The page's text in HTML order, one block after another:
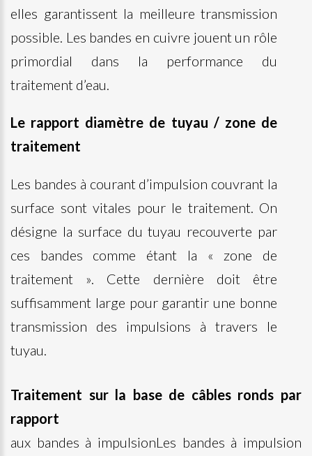
elles garantissent la meilleure transmission
possible. Les bandes en cuivre jouent un rôle
primordial dans la performance du
traitement d’eau.
Le rapport diamètre de tuyau / zone de
traitement
Les bandes à courant d’impulsion couvrant la
surface sont vitales pour le traitement. On
désigne la surface du tuyau recouverte par
ces bandes comme étant la « zone de
traitement ». Cette dernière doit être
suffisamment large pour garantir une bonne
transmission des impulsions à travers le
tuyau.
Traitement sur la base de câbles ronds par
rapport
aux bandes à impulsionLes bandes à impulsion